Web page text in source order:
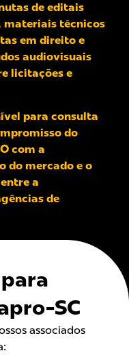
de editais
materiais técnicos
em direito e
audiovisuais
licitações e
para consulta
do
com a
do mercado e o
a
de
SC
associados